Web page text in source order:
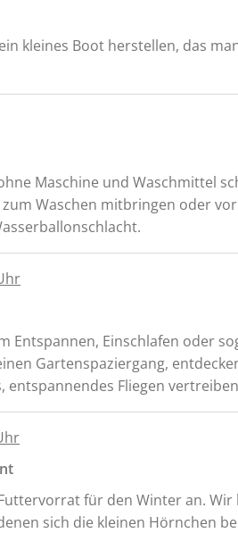
kleines Boot herstellen, das
Maschine und Waschmittel
Waschen mitbringen oder
Entspannen, Einschlafen oder
Gartenspaziergang,
entspannendes Fliegen
für den Winter an.
sich die kleinen Hörnchen